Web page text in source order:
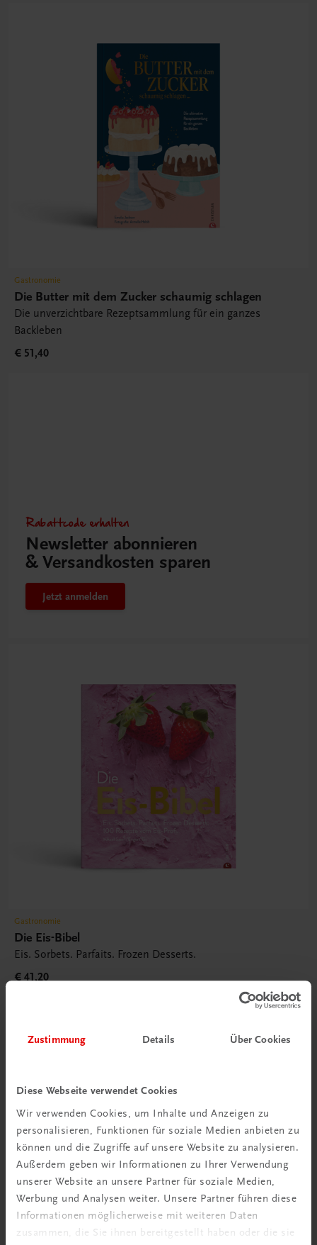
Zustimmung Details Über Cookies
Diese Webseite verwendet Cookies
Wir verwenden Cookies, um Inhalte und Anzeigen zu
personalisieren, Funktionen für soziale Medien anbieten zu
können und die Zugriffe auf unsere Website zu analysieren.
Außerdem geben wir Informationen zu Ihrer Verwendung
unserer Website an unsere Partner für soziale Medien,
Werbung und Analysen weiter. Unsere Partner führen diese
Informationen möglicherweise mit weiteren Daten
zusammen, die Sie ihnen bereitgestellt haben oder die sie
Gastronomie
Die Butter mit dem Zucker schaumig schlagen
Die unverzichtbare Rezeptsammlung für ein ganzes
Backleben
€ 51,40
Rabattcode erhalten
Newsletter abonnieren
& Versandkosten sparen
Jetzt anmelden
Gastronomie
Die Eis-Bibel
Eis. Sorbets. Parfaits. Frozen Desserts.
€ 41,20